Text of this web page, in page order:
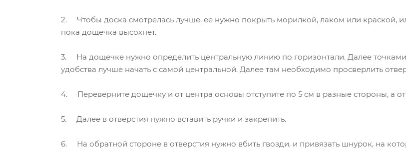
2. Чтобы доска смотрелась лучше, ее нужно покрыть морилкой, лаком или краской,
пока дощечка высохнет.
3. На дощечке нужно определить центральную линию по горизонтали. Далее точками
удобства лучше начать с самой центральной. Далее там необходимо просверлить
4. Переверните дощечку и от центра основы отступите по 5 см в разные стороны, а от
5. Далее в отверстия нужно вставить ручки и закрепить.
6. На обратной стороне в отверстия нужно вбить гвозди, и привязать шнурок, на